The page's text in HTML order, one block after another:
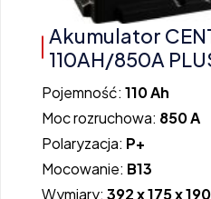
Akumulator
110AH/850A
Pojemność: 110 Ah
Moc rozruchowa: 850 A
Polaryzacja: P+
Mocowanie: B13
Wymiary: 392 x 175 x 190